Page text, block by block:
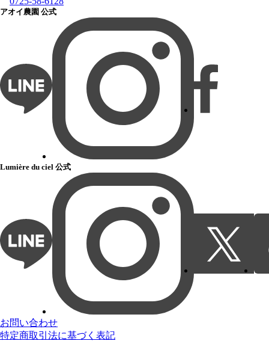
アオイ農園 公式
Lumière du ciel 公式
お問い合わせ
特定商取引法に基づく表記